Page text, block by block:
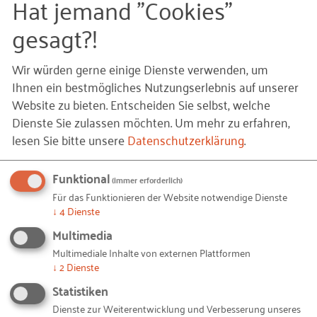
Attraktivität der Baubranche steht im
Mittelpunkt der Fachkräftesicherung
Fachkräftesicherung
Um im Wettbewerb um Fachkräfte zu bestehen,
müssen gerade die mittelständischen
Bauunternehmen gerüstet sein. Unternehmen
sollten zum Beispiel Lösungen für eine bessere
Beschäftigungsfähigkeit bei längeren Arbeitszeiten
bedenken, planen, wie sie ihr Personal den
jeweiligen Stärken entsprechend einsetzen können
und auch langfristige Entwicklungsmöglichkeiten,
beispielsweise in Form von Weiterbildungen,
sinnvoll planen, um auch eine Beschäftigung von
älteren Fachkräften anbieten zu können. Gerade in
Bauberufen sollte auch dem Gesundheitsschutz
eine große Rolle eingeräumt werden. Konzepte zur
Vereinbarkeit von Berufsund Lebensphasen können
Hat jemand "Cookies"
gesagt?!
Wir würden gerne einige Dienste verwenden, um
Ihnen ein bestmögliches Nutzungserlebnis auf unserer
Website zu bieten. Entscheiden Sie selbst, welche
Dienste Sie zulassen möchten.Um mehr zu erfahren,
lesen Sie bitte unsereDatenschutzerklärung.
Funktional(immer erforderlich)
Für das Funktionieren der Website notwendige Dienste
↓ 4Dienste
Multimedia
Multimediale Inhalte von externen Plattformen
↓ 2Dienste
Statistiken
Dienste zur Weiterentwicklung und Verbesserung unseres